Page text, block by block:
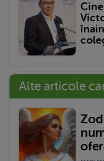
Alte articole